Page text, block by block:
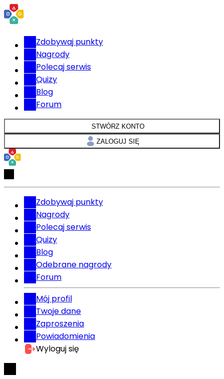
Zdobywaj punkty
Nagrody
Polecaj serwis
Quizy
Blog
Forum
STWÓRZ KONTO
ZALOGUJ SIĘ
Zdobywaj punkty
Nagrody
Polecaj serwis
Quizy
Blog
Odebrane nagrody
Forum
Mój profil
Twoje dane
Zaproszenia
Powiadomienia
Wyloguj się